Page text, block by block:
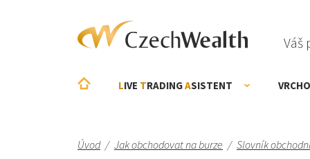
Váš
LIVE TRADINGASISTENT
Úvod / Jak obchodovat na burze / Slovník